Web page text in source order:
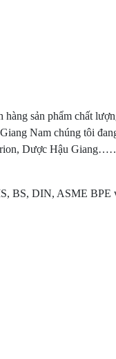
hàng sản phẩm chất
Nam chúng tôi
Dược Hậu
BS, DIN, ASME BPE